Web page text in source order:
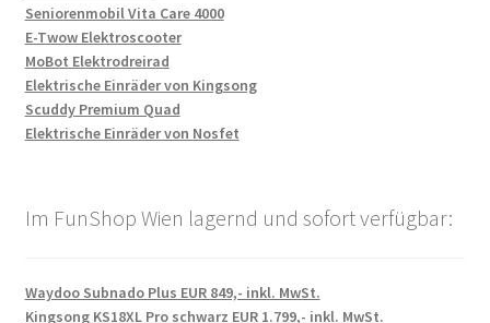
Seniorenmobil Vita Care 4000
E-Twow Elektroscooter
MoBot Elektrodreirad
Elektrische Einräder von Kingsong
Scuddy Premium Quad
Elektrische Einräder von Nosfet
Im FunShop Wien lagernd und sofort verfügbar:
Waydoo Subnado Plus EUR 849,- inkl. MwSt.
Kingsong KS18XL Pro schwarz EUR 1.799,- inkl. MwSt.